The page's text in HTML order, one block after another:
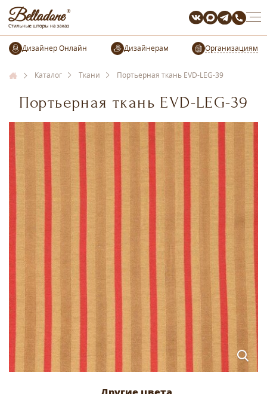
Организациям
Каталог Ткани Портьерная ткань EVD-LEG-39
Портьерная ткань EVD-LEG-39